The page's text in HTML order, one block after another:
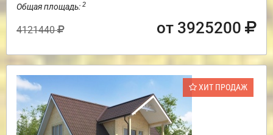
Общая площадь: 2
4121440 от 3925200
ХИТ ПРОДАЖ